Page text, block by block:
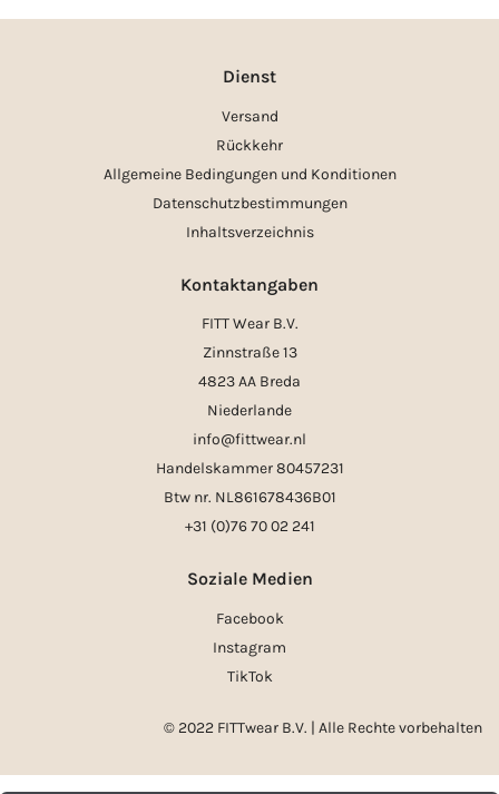
Dienst
Versand
Rückkehr
Allgemeine Bedingungen und Konditionen
Datenschutzbestimmungen
Inhaltsverzeichnis
Kontaktangaben
FITT Wear B.V.
Zinnstraße 13
4823 AA Breda
Niederlande
info@fittwear.nl
Handelskammer 80457231
Btw nr. NL861678436B01
+31 (0)76 70 02 241
Soziale Medien
Facebook
Instagram
TikTok
© 2022 FITTwear B.V. | Alle Rechte vorbehalten